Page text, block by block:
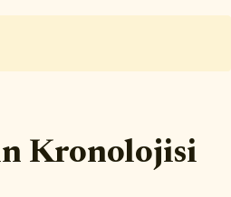
Kronolojisi